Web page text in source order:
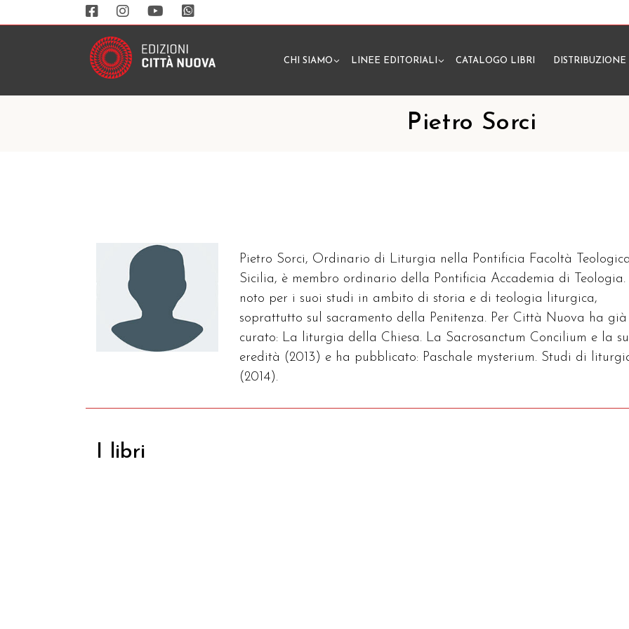
CHI SIAMO LINEE EDITORIALI CATALOGO LIBRI DISTRIBUZIONE
Pietro Sorci
Pietro Sorci, Ordinario di Liturgia nella Pontificia Facoltà
Sicilia, è membro ordinario della Pontificia Accademia di Teologia.
noto per i suoi studi in ambito di storia e di teologia liturgica,
soprattutto sul sacramento della Penitenza. Per Città Nuova ha già
curato: La liturgia della Chiesa. La Sacrosanctum Concilium e la
eredità (2013) e ha pubblicato: Paschale mysterium. Studi di
(2014).
I libri